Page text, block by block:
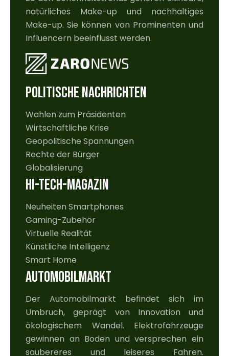
natürliches Make-up und nachhaltiges
Make-up. Sie können von Prominenten und
Influencern beeinflusst werden.
POLITISCHE NACHRICHTEN
Wahlen zum Präsidenten
Wirtschaftliche Krise
Geopolitische Spannungen
Rechte der Bürger
Globalisierung
HI-TECH-MAGAZIN
Neuheiten Smartphones
Gaming-Zubehör
Virtuelle Realität
Künstliche Intelligenz
Smart Home
AUTOMOBILMARKT
Der Automobilmarkt befindet sich im
Umbruch, geprägt von Innovation und
ökologischem Wandel. Elektrofahrzeuge
gewinnen an Boden und versprechen ein
saubereres und leiseres Fahren.